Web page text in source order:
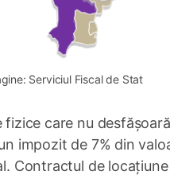
Serviciul Fiscal de Stat
fizice care nu
impozit de 7% din
Contractul de